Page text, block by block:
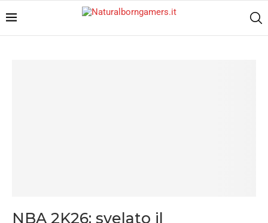
NBA 2K26: svelato il